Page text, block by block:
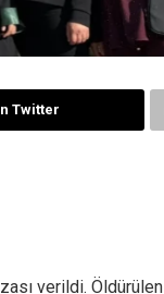
Twitter
verildi. Öldürülen